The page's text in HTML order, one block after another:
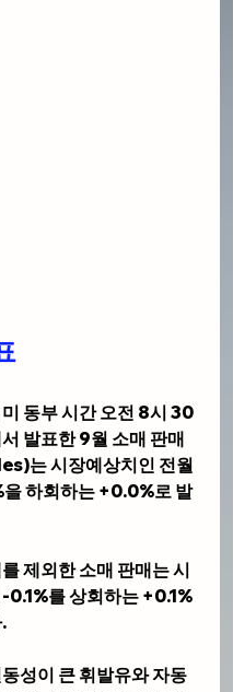
동부 시간 오전 8시 30
발표한 9월 소매 판매
는 시장예상치인 전월
하회하는 +0.0%로 발
제외한 소매 판매는 시
0.1%를 상회하는 +0.1%
성이 큰 휘발유와 자동